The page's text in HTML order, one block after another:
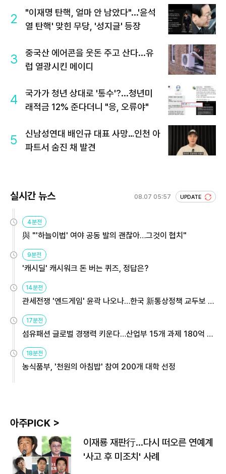
2
"이재명 탄핵, 얼마 안 남았다"...'윤석
열 탄핵' 맞힌 무당, '성지글' 등장
3
중국산 에어콘을 웃돈 주고 산다...유
럽 열광시킨 메이디
4
국가가 청년 상대로 '통수'?...청년미
래적금 12% 준다더니 "응, 오류야"
5
신남성연대 배인규 대표 사망…인천 아
파트서 숨진 채 발견
실시간 뉴스 08.07 05:57 UPDATE
4분전
與 "'하늘이법' 여야 공동 발의 괜찮아…그것이 협치"
9분전
'캐시딜' 캐시워크 돈 버는 퀴즈, 정답은?
14분전
관세전쟁 '엔드게임' 윤곽 나오나…한국 新통상정책 교두보 활
용해야
17분전
섬유패션 글로벌 경쟁력 키운다…산업부 15개 과제 180억 지
원
18분전
농식품부, '천원의 아침밥' 참여 200개 대학 선정
아주PICK >
이재룡 재판行…다시 떠오른 연예계
'사고 후 미조치' 사례